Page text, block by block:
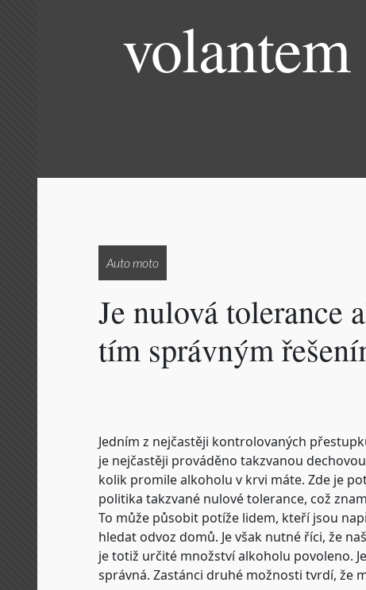
Auto moto
Je nulová tolerance
tím správným
Jedním z nejčastěji kontrolovaných
je nejčastěji prováděno takzvanou
kolik promile alkoholu v krvi máte. Zde je
politika takzvané nulové tolerance, což
To může působit potíže lidem, kteří jsou
hledat odvoz domů. Je však nutné říci, že
je totiž určité množství alkoholu povoleno.
správná. Zastánci druhé možnosti tvrdí, že